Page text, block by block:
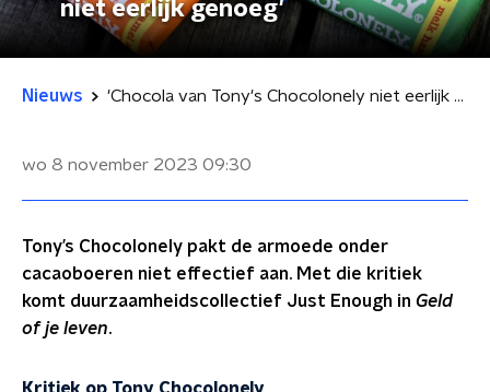
niet eerlijk genoeg'
Nieuws 'Chocola van Tony's Chocolonely niet eerlijk genoeg'
wo 8 november 2023 09:30
Tony’s Chocolonely pakt de armoede onder
cacaoboeren niet effectief aan. Met die kritiek
komt duurzaamheidscollectief Just Enough in Geld
of je leven.